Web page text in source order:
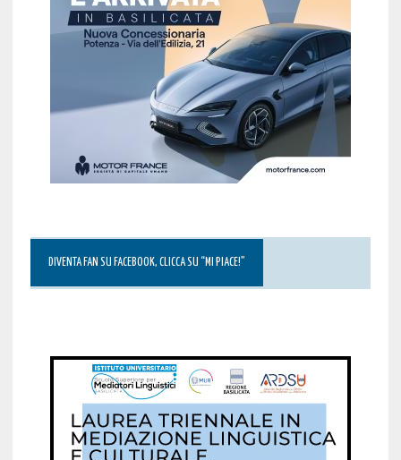
DIVENTA FAN SU FACEBOOK, CLICCA SU “MI PIACE!”